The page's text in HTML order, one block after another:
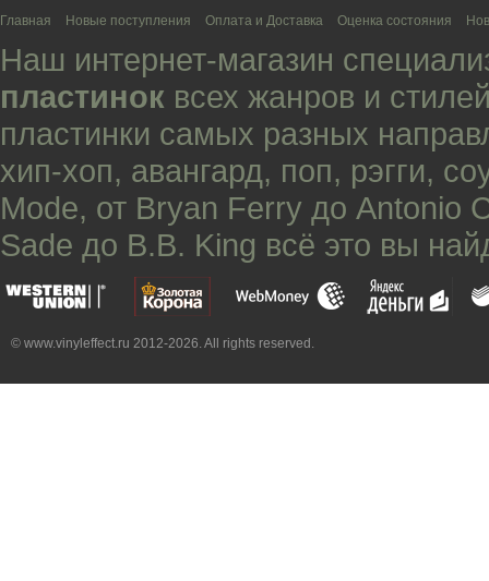
Главная Новые поступления Оплата и Доставка Оценка состояния
Наш интернет-магазин
пластинок всех жанров и
пластинки самых разных
хип-хоп, авангард, поп, рэгги,
Mode, от Bryan Ferry до Antonio
Sade до B.B. King всё это вы
© www.vinyleffect.ru 2012-2026. All rights reserved.